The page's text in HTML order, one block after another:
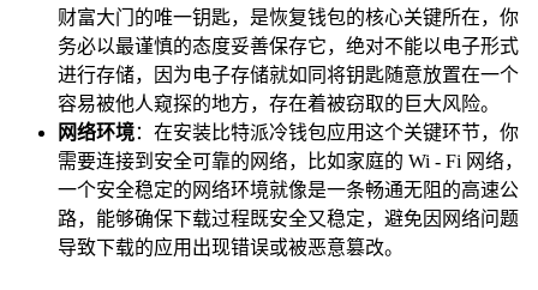
财富大门的唯一钥匙，是恢复钱包的核心关键所在，你
务必以最谨慎的态度妥善保存它，绝对不能以电子形式
进行存储，因为电子存储就如同将钥匙随意放置在一个
容易被他人窥探的地方，存在着被窃取的巨大风险。
网络环境：在安装比特派冷钱包应用这个关键环节，你
需要连接到安全可靠的网络，比如家庭的 Wi - Fi 网络，
一个安全稳定的网络环境就像是一条畅通无阻的高速公
路，能够确保下载过程既安全又稳定，避免因网络问题
导致下载的应用出现错误或被恶意篡改。